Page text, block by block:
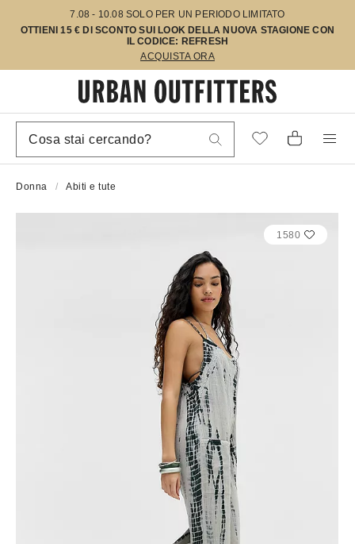
7.08 - 10.08 SOLO PER UN PERIODO LIMITATO
OTTIENI 15 € DI SCONTO SUI LOOK DELLA NUOVA STAGIONE CON
IL CODICE: REFRESH
ACQUISTA ORA
Donna Abiti e tute
1580